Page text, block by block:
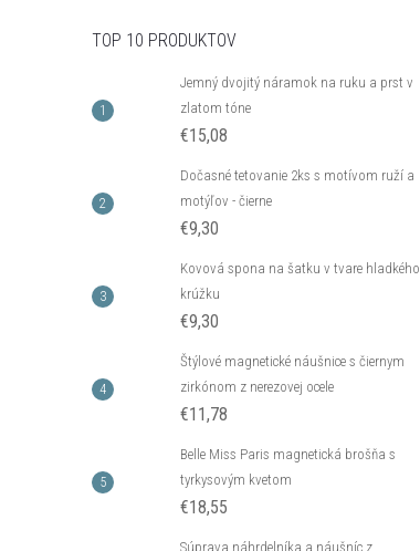
TOP 10 PRODUKTOV
Jemný dvojitý náramok na ruku a prst v
zlatom tóne
€15,08
Dočasné tetovanie 2ks s motívom ruží a
motýľov - čierne
€9,30
Kovová spona na šatku v tvare hladkého
krúžku
€9,30
Štýlové magnetické náušnice s čiernym
zirkónom z nerezovej ocele
€11,78
Belle Miss Paris magnetická brošňa s
tyrkysovým kvetom
€18,55
Súprava náhrdelníka a náušníc z